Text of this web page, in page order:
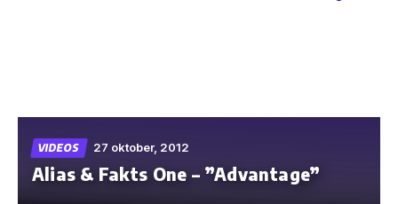
content
VIDEOS 27 oktober, 2012
Alias & Fakts One – ”Advantage”